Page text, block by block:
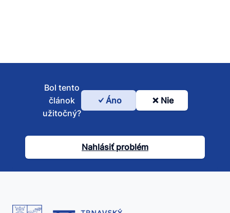
Bol
článok
užitočný?
Bol tento
článok
užitočný?
Áno Nie
Nahlásiť problém